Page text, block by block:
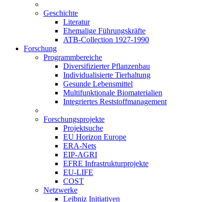
Geschichte
Literatur
Ehemalige Führungskräfte
ATB-Collection 1927-1990
Forschung
Programmbereiche
Diversifizierter Pflanzenbau
Individualisierte Tierhaltung
Gesunde Lebensmittel
Multifunktionale Biomaterialien
Integriertes Reststoffmanagement
Forschungsprojekte
Projektsuche
EU Horizon Europe
ERA-Nets
EIP-AGRI
EFRE Infrastrukturprojekte
EU-LIFE
COST
Netzwerke
Leibniz Initiativen